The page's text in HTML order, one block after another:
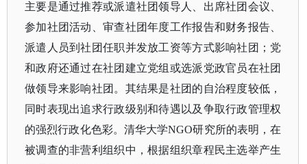
主要是通过推荐或派遣社团领导人、出席社团会议、
参加社团活动、审查社团年度工作报告和财务报告、
派遣人员到社团任职并发放工资等方式影响社团；党
和政府还通过在社团建立党组或选派党政官员在社团
做领导来影响社团。其结果是社团的自治程度较低，
同时表现出追求行政级别和待遇以及争取行政管理权
的强烈行政化色彩。清华大学NGO研究所的表明，在
被调查的非营利组织中，根据组织章程民主选举产生